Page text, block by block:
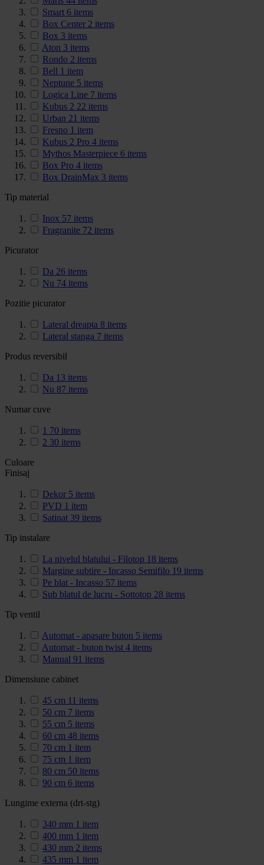
Smart 6 items
Box Center 2 items
Box 3 items
Aton 3 items
Rondo 2 items
Bell 1 item
Neptune 5 items
Logica Line 7 items
Kubus 2 22 items
Urban 21 items
Fresno 1 item
Kubus 2 Pro 4 items
Mythos Masterpiece 6 items
Box Pro 4 items
Box DrainMax 3 items
Tip material
Inox 57 items
Fragranite 72 items
Picurator
Da 26 items
Nu 74 items
Pozitie picurator
Lateral dreapta 8 items
Lateral stanga 7 items
Produs reversibil
Da 13 items
Nu 87 items
Numar cuve
1 70 items
2 30 items
Culoare
Finisaj
Dekor 5 items
PVD 1 item
Satinat 39 items
Tip instalare
La nivelul blatului - Filotop 18 items
Margine subtire - Incasso Semifilo 19 items
Pe blat - Incasso 57 items
Sub blatul de lucru - Sottotop 28 items
Tip ventil
Automat - apasare buton 5 items
Automat - buton twist 4 items
Manual 91 items
Dimensiune cabinet
45 cm 11 items
50 cm 7 items
55 cm 5 items
60 cm 48 items
70 cm 1 item
75 cm 1 item
80 cm 50 items
90 cm 6 items
Lungime externa (drt-stg)
340 mm 1 item
400 mm 1 item
430 mm 2 items
435 mm 1 item